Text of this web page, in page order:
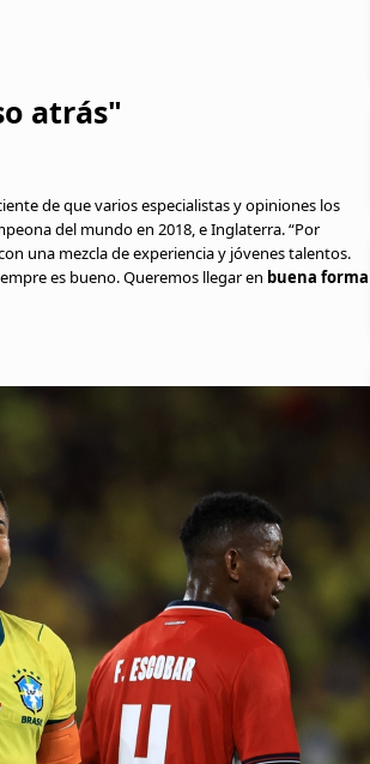
atrás"
de que varios especialistas y opiniones los
del mundo en 2018, e Inglaterra. “Por
una mezcla de experiencia y jóvenes talentos.
es bueno. Queremos llegar en buena forma